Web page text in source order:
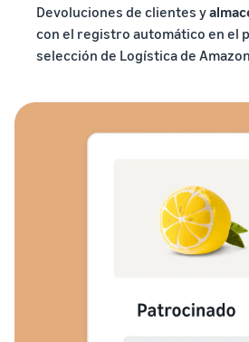
Devoluciones de clientes y
con el registro automático en el
selección de Logística de Amazon